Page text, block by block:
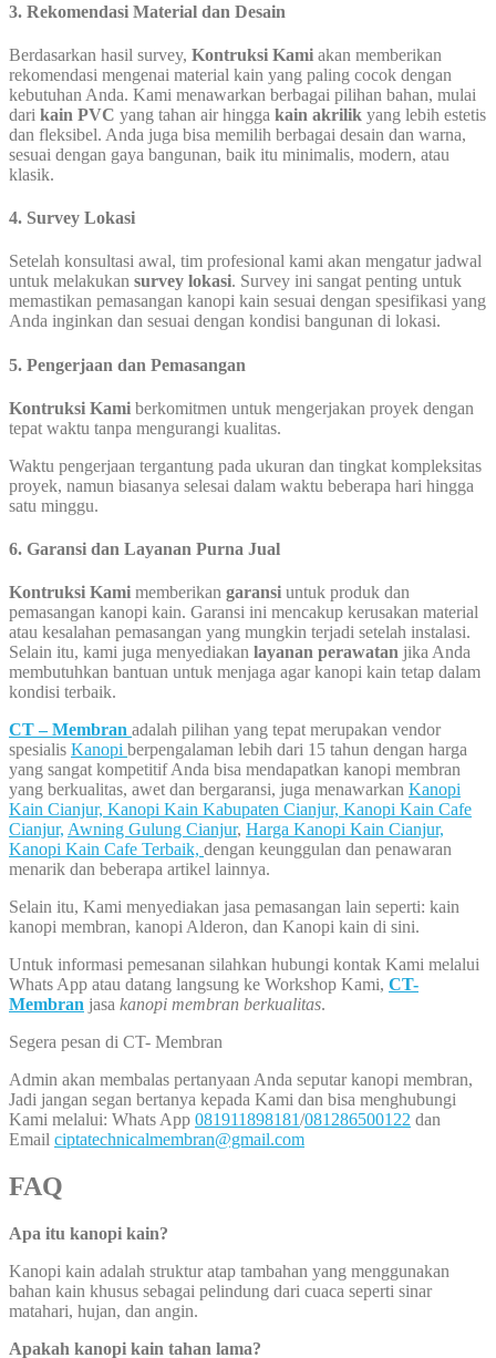
3. Rekomendasi Material dan Desain
Berdasarkan hasil survey, Kontruksi Kami akan memberikan
rekomendasi mengenai material kain yang paling cocok dengan
kebutuhan Anda. Kami menawarkan berbagai pilihan bahan, mulai
dari kain PVC yang tahan air hingga kain akrilik yang lebih estetis
dan fleksibel. Anda juga bisa memilih berbagai desain dan warna,
sesuai dengan gaya bangunan, baik itu minimalis, modern, atau
klasik.
4. Survey Lokasi
Setelah konsultasi awal, tim profesional kami akan mengatur jadwal
untuk melakukan survey lokasi. Survey ini sangat penting untuk
memastikan pemasangan kanopi kain sesuai dengan spesifikasi yang
Anda inginkan dan sesuai dengan kondisi bangunan di lokasi.
5. Pengerjaan dan Pemasangan
Kontruksi Kami berkomitmen untuk mengerjakan proyek dengan
tepat waktu tanpa mengurangi kualitas.
Waktu pengerjaan tergantung pada ukuran dan tingkat kompleksitas
proyek, namun biasanya selesai dalam waktu beberapa hari hingga
satu minggu.
6. Garansi dan Layanan Purna Jual
Kontruksi Kami memberikan garansi untuk produk dan
pemasangan kanopi kain. Garansi ini mencakup kerusakan material
atau kesalahan pemasangan yang mungkin terjadi setelah instalasi.
Selain itu, kami juga menyediakan layanan perawatan jika Anda
membutuhkan bantuan untuk menjaga agar kanopi kain tetap dalam
kondisi terbaik.
CT – Membran adalah pilihan yang tepat merupakan vendor
spesialis Kanopi berpengalaman lebih dari 15 tahun dengan harga
yang sangat kompetitif Anda bisa mendapatkan kanopi membran
yang berkualitas, awet dan bergaransi, juga menawarkan Kanopi
Kain Cianjur, Kanopi Kain Kabupaten Cianjur, Kanopi Kain Cafe
Cianjur, Awning Gulung Cianjur, Harga Kanopi Kain Cianjur,
Kanopi Kain Cafe Terbaik, dengan keunggulan dan penawaran
menarik dan beberapa artikel lainnya.
Selain itu, Kami menyediakan jasa pemasangan lain seperti: kain
kanopi membran, kanopi Alderon, dan Kanopi kain di sini.
Untuk informasi pemesanan silahkan hubungi kontak Kami melalui
Whats App atau datang langsung ke Workshop Kami, CT-
Membran jasa kanopi membran berkualitas.
Segera pesan di CT- Membran
Admin akan membalas pertanyaan Anda seputar kanopi membran,
Jadi jangan segan bertanya kepada Kami dan bisa menghubungi
Kami melalui: Whats App 081911898181/081286500122 dan
Email ciptatechnicalmembran@gmail.com
FAQ
Apa itu kanopi kain?
Kanopi kain adalah struktur atap tambahan yang menggunakan
bahan kain khusus sebagai pelindung dari cuaca seperti sinar
matahari, hujan, dan angin.
Apakah kanopi kain tahan lama?